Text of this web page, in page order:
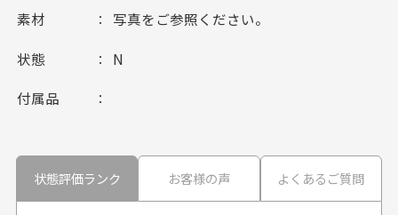
素材 写真をご参照ください。
状態 N
付属品
状態評価ランク お客様の声 よくあるご質問